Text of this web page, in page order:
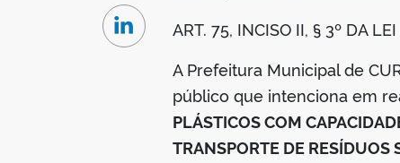
ART. 75, INCISO II, § 3º DA
A Prefeitura Municipal de
público que intenciona em
PLÁSTICOS COM
TRANSPORTE DE
Linkedin